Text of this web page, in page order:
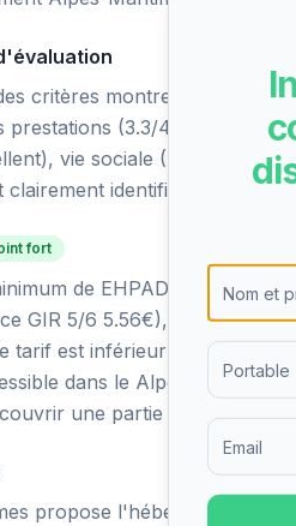
critères montre les
prestations (3.3/4 -
vie sociale (4.0/4 -
clairement identifiés dans les
fort
de EHPAD Alfred
GIR 5/6 5.56€), soit environ
tarif est inférieur à la
dans le Alpes-Maritimes.
une partie significative
propose l'hébergement